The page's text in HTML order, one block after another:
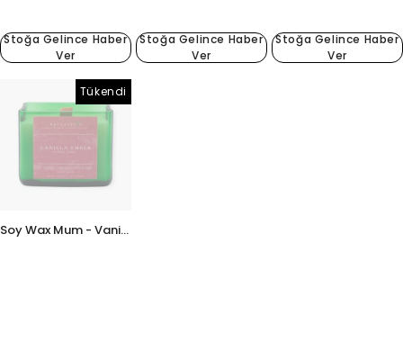
Stoğa Gelince Haber
Ver
Stoğa Gelince Haber
Ver
Stoğa Gelince Haber
Ver
Tükendi
Soy Wax Mum - Vanilla Ember 250 gr - Upcycle Cam